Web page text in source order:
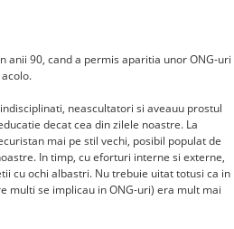
anii 90, cand a permis aparitia unor ONG-uri
neascultatori si aveauu prostul
decat cea din zilele noastre. La
mai pe stil vechi, posibil populat de
In timp, cu eforturi interne si externe,
cu ochi albastri. Nu trebuie uitat totusi ca in
multi se implicau in ONG-uri) era mult mai